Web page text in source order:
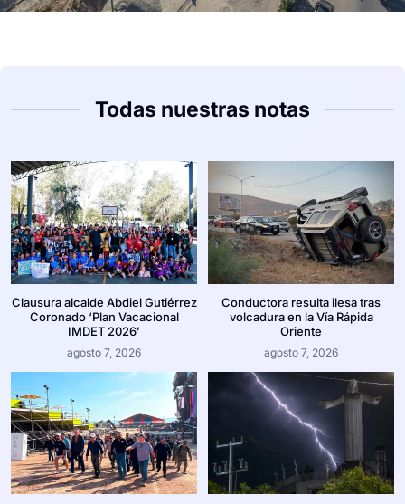
Todas nuestras notas
Clausura alcalde Abdiel Gutiérrez
Coronado ‘Plan Vacacional
IMDET 2026’
agosto 7, 2026
Conductora resulta ilesa tras
volcadura en la Vía Rápida
Oriente
agosto 7, 2026